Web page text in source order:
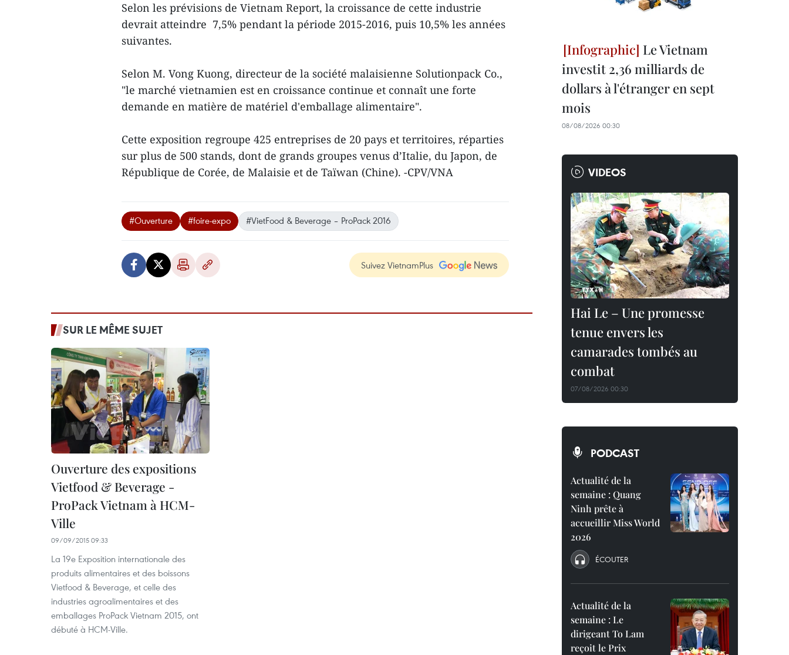
Selon les prévisions de Vietnam Report, la croissance de cette industrie
devrait atteindre 7,5% pendant la période 2015-2016, puis 10,5% les années
suivantes.
Selon M. Vong Kuong, directeur de la société malaisienne Solutionpack Co.,
"le marché vietnamien est en croissance continue et connaît une forte
demande en matière de matériel d'emballage alimentaire".
Cette exposition regroupe 425 entreprises de 20 pays et territoires, réparties
sur plus de 500 stands, dont de grands groupes venus d’Italie, du Japon, de
République de Corée, de Malaisie et de Taïwan (Chine). -CPV/VNA
#Ouverture #foire-expo #VietFood & Beverage – ProPack 2016
Suivez VietnamPlus
SUR LE MÊME SUJET
Ouverture des expositions
Vietfood & Beverage -
ProPack Vietnam à HCM-
Ville
09/09/2015 09:33
La 19e Exposition internationale des
produits alimentaires et des boissons
Vietfood & Beverage, et celle des
industries agroalimentaires et des
emballages ProPack Vietnam 2015, ont
débuté à HCM-Ville.
Le Vietnam
investit 2,36 milliards de
dollars à l'étranger en sept
mois
08/08/2026 00:30
VIDEOS
Hai Le – Une promesse
tenue envers les
camarades tombés au
combat
07/08/2026 00:30
PODCAST
Actualité de la
semaine : Quang
Ninh prête à
accueillir Miss World
2026
ÉCOUTER
Actualité de la
semaine : Le
dirigeant To Lam
reçoit le Prix